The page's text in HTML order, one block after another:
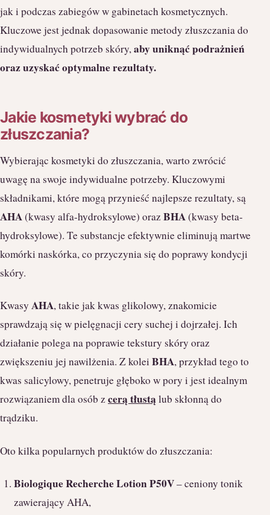
jak i podczas zabiegów w gabinetach kosmetycznych.
Kluczowe jest jednak dopasowanie metody złuszczania do
indywidualnych potrzeb skóry,aby uniknąć podrażnień
oraz uzyskać optymalne rezultaty.
Jakie kosmetyki wybrać do
złuszczania?
Wybierając kosmetyki do złuszczania, warto zwrócić
uwagę na swoje indywidualne potrzeby. Kluczowymi
składnikami, które mogą przynieść najlepsze rezultaty, są
AHA(kwasy alfa-hydroksylowe) orazBHA(kwasy beta-
hydroksylowe). Te substancje efektywnie eliminują martwe
komórki naskórka, co przyczynia się do poprawy kondycji
skóry.
Kwasy AHA, takie jak kwas glikolowy, znakomicie
sprawdzają się w pielęgnacji cery suchej i dojrzałej. Ich
działanie polega na poprawie tekstury skóry oraz
zwiększeniu jej nawilżenia. Z kolei BHA, przykład tego to
kwas salicylowy, penetruje głęboko w pory i jest idealnym
rozwiązaniem dla osób zcerą tłustą lub skłonną do
trądziku.
Oto kilka popularnych produktów do złuszczania:
Biologique Recherche Lotion P50V– ceniony tonik
zawierający AHA,